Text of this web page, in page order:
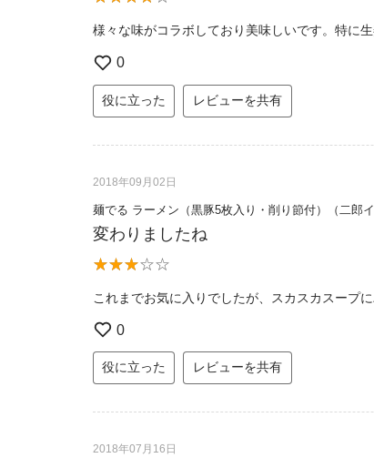
様々な味がコラボしており美味しいです。特に生
0
役に立った レビューを共有
2018年09月02日
麺でる ラーメン（黒豚5枚入り・削り節付）（二郎
変わりましたね
これまでお気に入りでしたが、スカスカスープ
0
役に立った レビューを共有
2018年07月16日